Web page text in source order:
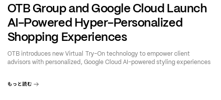
OTB Group and Google Cloud Launch
AI-Powered Hyper-Personalized
Shopping Experiences
OTB introduces new Virtual Try-On technology to empower client
advisors with personalized, Google Cloud AI-powered styling experiences
もっと読む